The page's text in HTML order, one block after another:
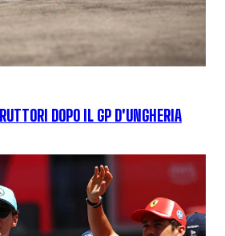
DOPO IL GP D'UNGHERIA